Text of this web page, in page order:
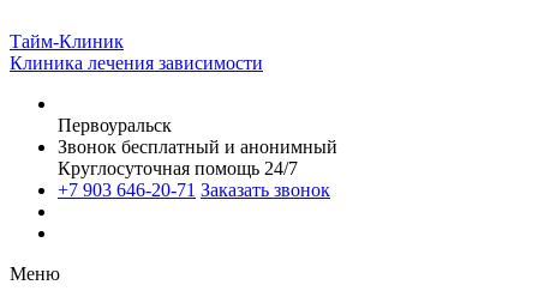
Тайм-Клиник
Клиника лечения зависимости
Первоуральск
Звонок бесплатный и анонимный
Круглосуточная помощь 24/7
+7 903 646-20-71 Заказать звонок
Меню